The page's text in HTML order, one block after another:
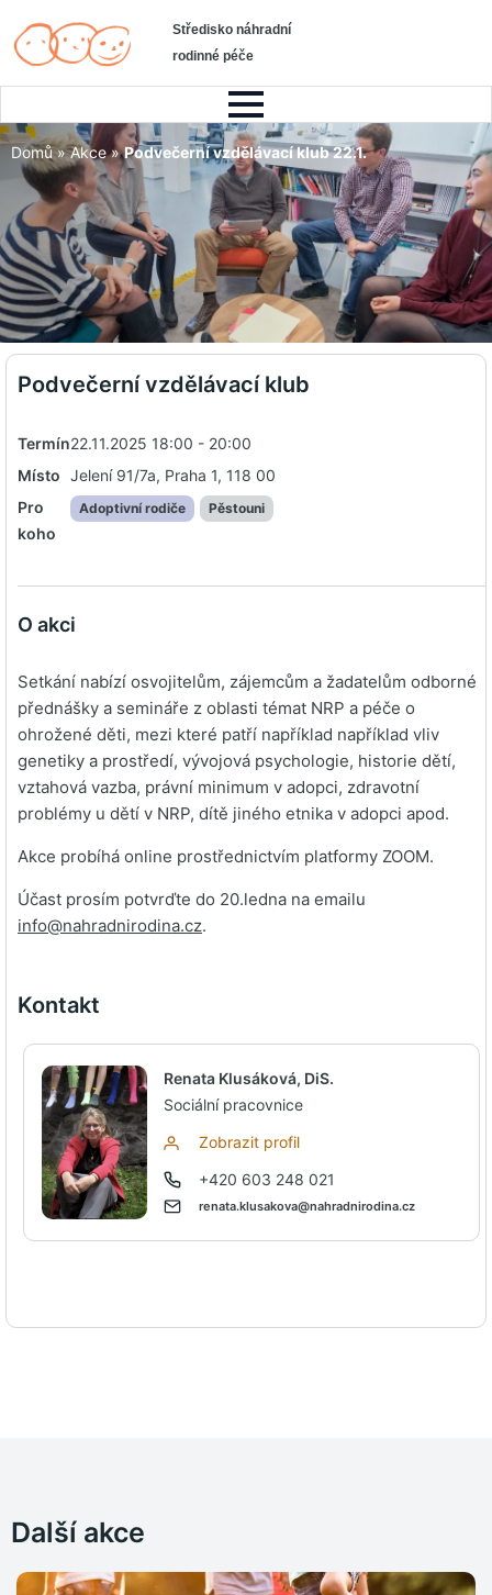
Středisko náhradní
rodinné péče
Domů » Akce » Podvečerní vzdělávací klub 22.1.
Podvečerní vzdělávací klub
Termín22.11.2025 18:00 - 20:00
Místo Jelení 91/7a, Praha 1, 118 00
Pro
koho
Adoptivní rodiče Pěstouni
O akci
Setkání nabízí osvojitelům, zájemcům a žadatelům odborné
přednášky a semináře z oblasti témat NRP a péče o
ohrožené děti, mezi které patří například například vliv
genetiky a prostředí, vývojová psychologie, historie dětí,
vztahová vazba, právní minimum v adopci, zdravotní
problémy u dětí v NRP, dítě jiného etnika v adopci apod.
Akce probíhá online prostřednictvím platformy ZOOM.
Účast prosím potvrďte do 20.ledna na emailu
info@nahradnirodina.cz.
Kontakt
Renata Klusáková, DiS.
Sociální pracovnice
Zobrazit profil
+420 603 248 021
renata.klusakova@nahradnirodina.cz
Další akce